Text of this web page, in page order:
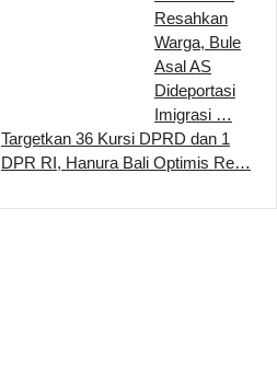
Resahkan
Warga, Bule
Asal AS
Dideportasi
Imigrasi …
Targetkan 36 Kursi DPRD dan 1
DPR RI, Hanura Bali Optimis Re…